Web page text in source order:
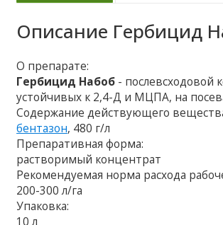
Описание Гербицид
О препарате:
Гербицид Набоб - послевсходовой
устойчивых к 2,4-Д и МЦПА, на
Содержание действующего
бентазон, 480 г/л
Препаративная форма:
растворимый концентрат
Рекомендуемая норма расхода
200-300 л/га
Упаковка:
10 л